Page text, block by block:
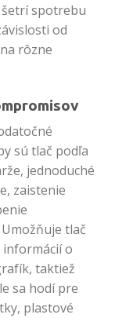
šetrí spotrebu
od
rôzne
sú tlač podľa
jednoduché
zaistenie
tlač
informácií o
taktiež
sa hodí pre
plastové